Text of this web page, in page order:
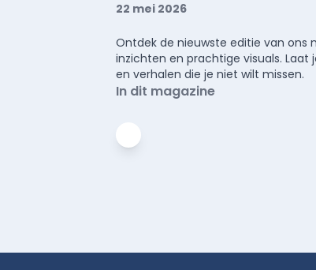
22 mei 2026
Ontdek de nieuwste editie van ons
inzichten en prachtige visuals.
en verhalen die je niet wilt missen.
In dit magazine